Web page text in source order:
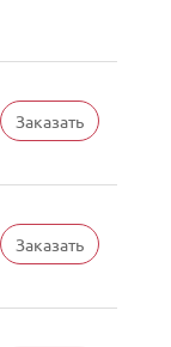
Заказать
Заказать